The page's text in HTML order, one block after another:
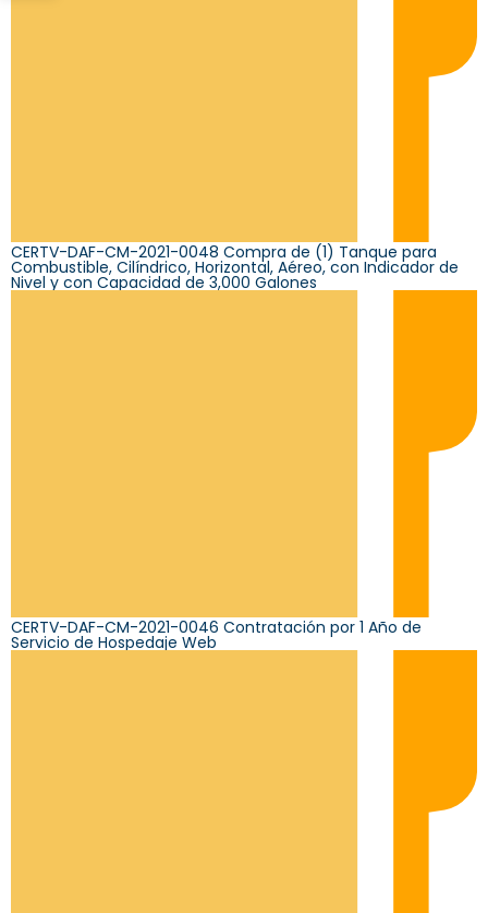
CERTV-DAF-CM-2021-0048 Compra de (1) Tanque para
Combustible, Cilíndrico, Horizontal, Aéreo, con Indicador de
Nivel y con Capacidad de 3,000 Galones
CERTV-DAF-CM-2021-0046 Contratación por 1 Año de
Servicio de Hospedaje Web